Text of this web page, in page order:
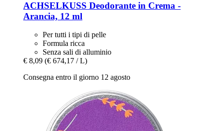
ACHSELKUSS Deodorante in Crema -​
Arancia, 12 ml
Per tutti i tipi di pelle
Formula ricca
Senza sali di alluminio
€ 8,09 (€ 674,17 / L)
Consegna entro il giorno 12 agosto